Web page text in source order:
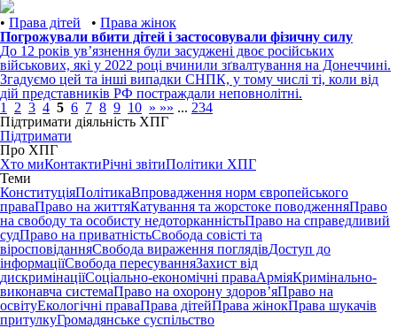
• Права дітей • Права жінок
Погрожували вбити дітей і застосовували фізичну силу
До 12 років увʼязнення були засуджені двоє російських
військових, які у 2022 році вчинили зґвалтування на Донеччині.
Згадуємо цей та інші випадки СНПК, у тому числі ті, коли від
дій представників РФ постраждали неповнолітні.
1
2 3 4 5 6 7 8 9 10 » »» ... 234
Підтримати діяльність ХПГ
Підтримати
Про ХПГ
Хто миКонтактиРічні звітиПолітики ХПГ
Теми
КонституціяПолітикаВпровадження норм європейського
праваПраво на життяКатування та жорстоке поводженняПраво
на свободу та особисту недоторканністьПраво на справедливий
судПраво на приватністьСвобода совісті та
віросповіданняСвобода вираження поглядівДоступ до
інформаціїСвобода пересуванняЗахист від
дискримінаціїСоціально-економічні праваАрміяКримінально-
виконавча системаПраво на охорону здоров’яПраво на
освітуЕкологічні праваПрава дітейПрава жінокПрава шукачів
притулкуГромадянське суспільство